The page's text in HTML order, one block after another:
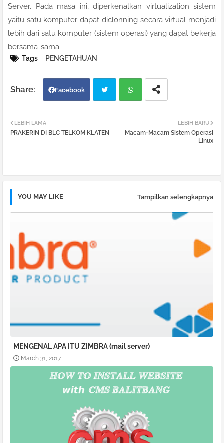
Server. Pada masa ini, diperkenalkan virtualization sistem
yaitu satu komputer dapat diclonning secara virtual menjadi
lebih dari satu komputer (sistem operasi) yang dapat bekerja
bersama-sama.
Tags PENGETAHUAN
Facebook
tter atsa
LEBIH BARU
Macam-Macam Sistem Operasi
Linux
LEBIH LAMA
PRAKERIN DI BLC TELKOM KLATEN
YOU MAY LIKE Tampilkan selengkapnya
MENGENAL APA ITU ZIMBRA (mail server)
March 31, 2017